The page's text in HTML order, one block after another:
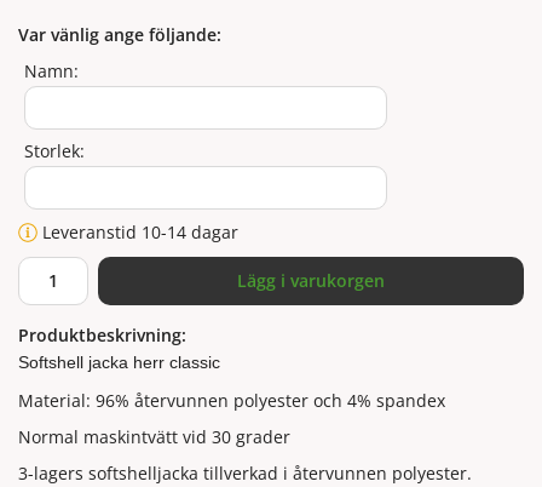
Var vänlig ange följande:
Namn:
Storlek:
Leveranstid 10-14 dagar
Lägg i varukorgen
Produktbeskrivning:
Softshell jacka herr classic
Material: 96% återvunnen polyester och 4% spandex
Normal maskintvätt vid 30 grader
3-lagers softshelljacka tillverkad i återvunnen polyester.